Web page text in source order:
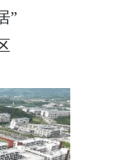
”